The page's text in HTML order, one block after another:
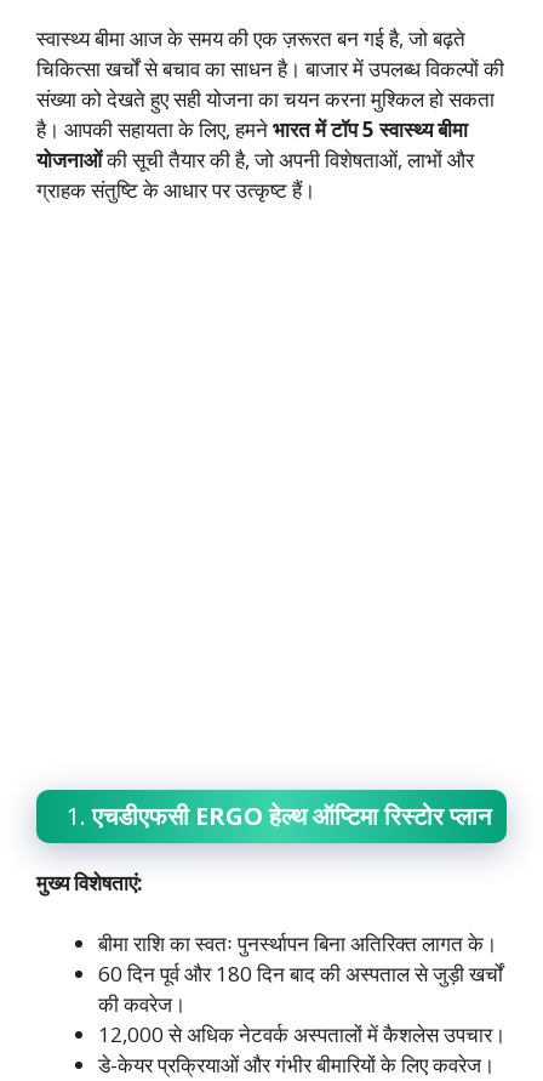
स्वास्थ्य बीमा आज के समय की एक ज़रूरत बन गई है, जो बढ़ते
चिकित्सा खर्चों से बचाव का साधन है। बाजार में उपलब्ध विकल्पों की
संख्या को देखते हुए सही योजना का चयन करना मुश्किल हो सकता
है। आपकी सहायता के लिए, हमनेभारत में टॉप 5 स्वास्थ्य बीमा
योजनाओंकी सूची तैयार की है, जो अपनी विशेषताओं, लाभों और
ग्राहक संतुष्टि के आधार पर उत्कृष्ट हैं।
1.एचडीएफसी ERGO हेल्थ ऑप्टिमा रिस्टोर प्लान
मुख्य विशेषताएं:
बीमा राशि का स्वतः पुनर्स्थापन बिना अतिरिक्त लागत के।
60 दिन पूर्व और 180 दिन बाद की अस्पताल से जुड़ी खर्चों
की कवरेज।
12,000 से अधिक नेटवर्क अस्पतालों में कैशलेस उपचार।
डे-केयर प्रक्रियाओं और गंभीर बीमारियों के लिए कवरेज।